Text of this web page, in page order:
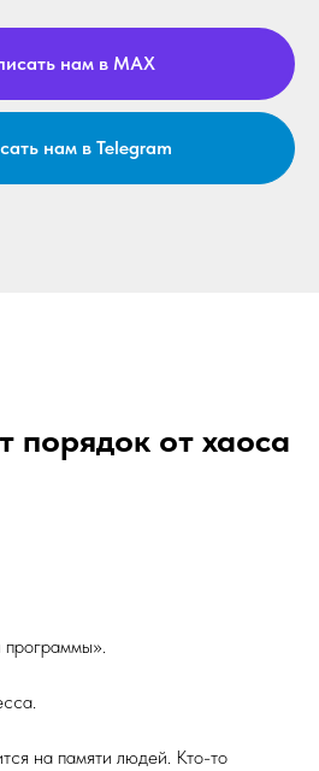
нам в MAX
нам в Telegram
порядок от хаоса
на памяти людей. Кто-то